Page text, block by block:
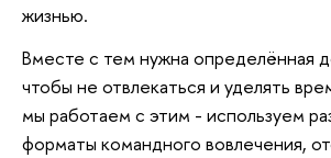
жизнью.
Вместе с тем нужна определённая
чтобы не отвлекаться и уделять
мы работаем с этим - используем
форматы командного вовлечения,